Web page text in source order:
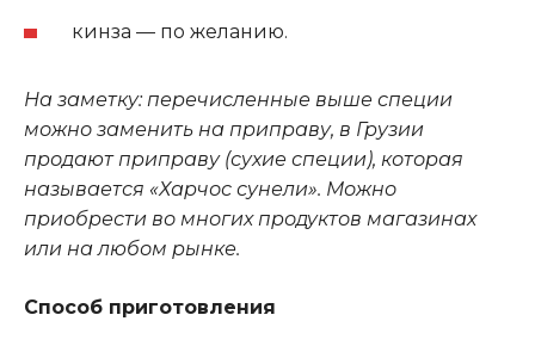
кинза — по желанию.
На заметку: перечисленные выше специи
можно заменить на приправу, в Грузии
продают приправу (сухие специи), которая
называется «Харчос сунели». Можно
приобрести во многих продуктов магазинах
или на любом рынке.
Способ приготовления